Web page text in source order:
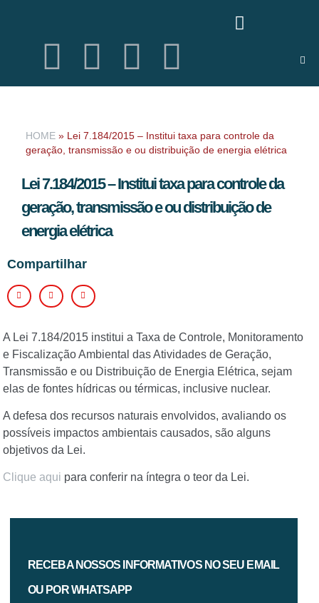
HOME » Lei 7.184/2015 – Institui taxa para controle da
geração, transmissão e ou distribuição de energia elétrica
Lei 7.184/2015 – Institui taxa para controle da
geração, transmissão e ou distribuição de
energia elétrica
Compartilhar
A Lei 7.184/2015 institui a Taxa de Controle, Monitoramento
e Fiscalização Ambiental das Atividades de Geração,
Transmissão e ou Distribuição de Energia Elétrica, sejam
elas de fontes hídricas ou térmicas, inclusive nuclear.
A defesa dos recursos naturais envolvidos, avaliando os
possíveis impactos ambientais causados, são alguns
objetivos da Lei.
Clique aqui para conferir na íntegra o teor da Lei.
RECEBA NOSSOS INFORMATIVOS NO SEU EMAIL
OU POR WHATSAPP